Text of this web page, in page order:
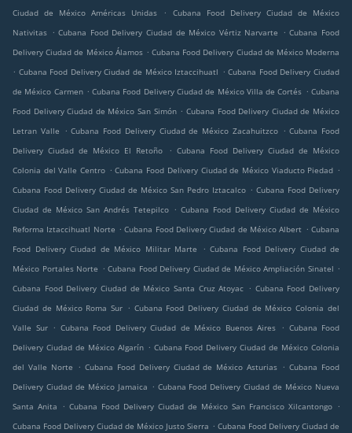
Ciudad de México Américas Unidas
.
Cubana Food Delivery Ciudad de México
Nativitas . Cubana Food Delivery Ciudad de México Vértiz Narvarte . Cubana Food
Delivery Ciudad de México Álamos . Cubana Food Delivery Ciudad de México Moderna
. Cubana Food Delivery Ciudad de México Iztaccihuatl . Cubana Food Delivery Ciudad
de México Carmen . Cubana Food Delivery Ciudad de México Villa de Cortés . Cubana
Food Delivery Ciudad de México San Simón . Cubana Food Delivery Ciudad de México
Letran Valle
. Cubana Food Delivery Ciudad de México Zacahuitzco . Cubana Food
Delivery Ciudad de México El Retoño
. Cubana Food Delivery Ciudad de México
Colonia del Valle Centro . Cubana Food Delivery Ciudad de México Viaducto Piedad .
Cubana Food Delivery Ciudad de México San Pedro Iztacalco . Cubana Food Delivery
Ciudad de México San Andrés Tetepilco . Cubana Food Delivery Ciudad de México
Reforma Iztaccihuatl Norte . Cubana Food Delivery Ciudad de México Albert . Cubana
Food Delivery Ciudad de México Militar Marte
. Cubana Food Delivery Ciudad de
México Portales Norte . Cubana Food Delivery Ciudad de México Ampliación Sinatel .
Cubana Food Delivery Ciudad de México Santa Cruz Atoyac . Cubana Food Delivery
Ciudad de México Roma Sur . Cubana Food Delivery Ciudad de México Colonia del
Valle Sur
. Cubana Food Delivery Ciudad de México Buenos Aires . Cubana Food
Delivery Ciudad de México Algarín . Cubana Food Delivery Ciudad de México Colonia
del Valle Norte
. Cubana Food Delivery Ciudad de México Asturias . Cubana Food
Delivery Ciudad de México Jamaica . Cubana Food Delivery Ciudad de México Nueva
Santa Anita
. Cubana Food Delivery Ciudad de México San Francisco Xilcantongo .
Cubana Food Delivery Ciudad de México Justo Sierra . Cubana Food Delivery Ciudad de